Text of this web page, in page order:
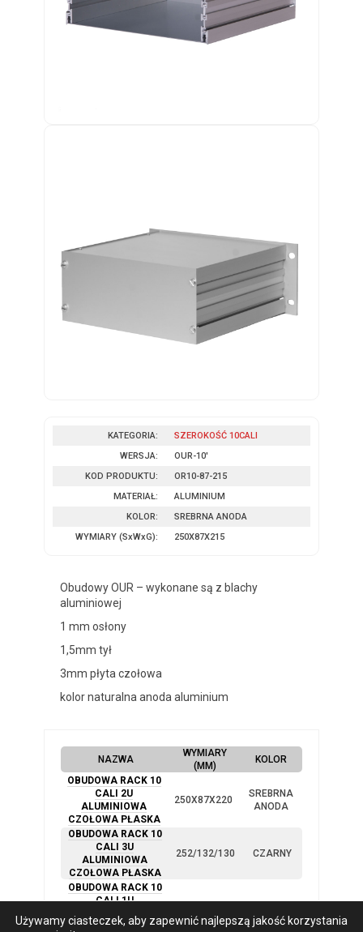
KATEGORIA:
SZEROKOŚĆ 10CALI
WERSJA:
OUR-10'
KOD PRODUKTU:
OR10-87-215
MATERIAŁ:
ALUMINIUM
KOLOR:
SREBRNA ANODA
WYMIARY (SxWxG): 250X87X215
Obudowy OUR – wykonane są z blachy
aluminiowej
1 mm osłony
1,5mm tył
3mm płyta czołowa
kolor naturalna anoda aluminium
NAZWA
WYMIARY
(MM)
KOLOR
OBUDOWA RACK 10
CALI 2U
ALUMINIOWA
CZOŁOWA PŁASKA
250X87X220
SREBRNA
ANODA
OBUDOWA RACK 10
CALI 3U
ALUMINIOWA
CZOŁOWA PŁASKA
252/132/130 CZARNY
OBUDOWA RACK 10
CALI 1U
ALUMINIOWA
CZOŁOWA PŁASKA
Używamy ciasteczek, aby zapewnić najlepszą jakość korzystania